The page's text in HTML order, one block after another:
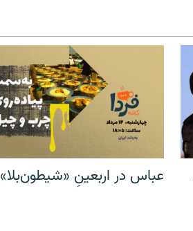
عباس در اربعینِ «شیطون‌بلا»